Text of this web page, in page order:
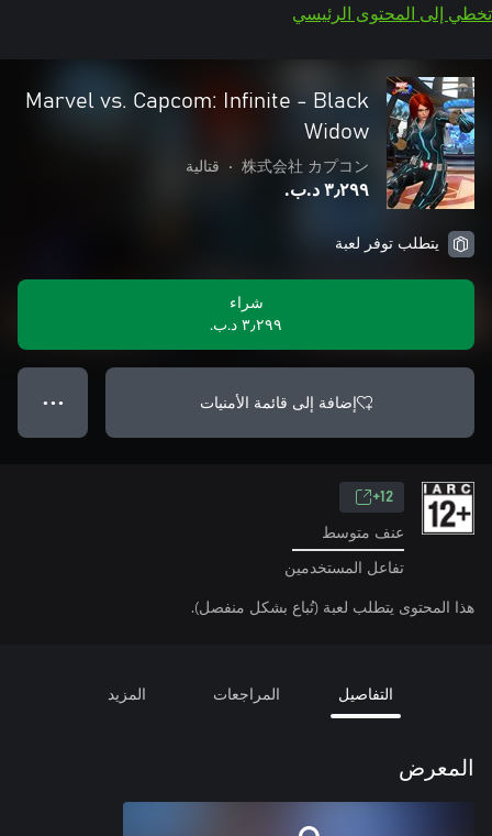
تخطي إلى المحتوى الرئيسي
Marvel vs. Capcom: Infinite - Black
Widow
株式会社 カプコン
• قتالية
٣٫٢٩٩ د.ب.‏
يتطلب توفر لعبة
شراء
٣٫٢٩٩ د.ب.‏
إضافة إلى قائمة الأمنيات ● ● ●
12+
عنف متوسط
تفاعل المستخدمين
هذا المحتوى يتطلب لعبة (تُباع بشكل منفصل).
التفاصيل المراجعات المزيد
المعرض